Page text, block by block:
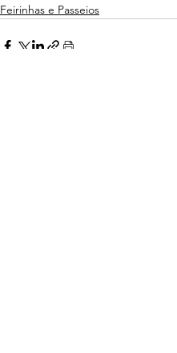
Feirinhas e Passeios